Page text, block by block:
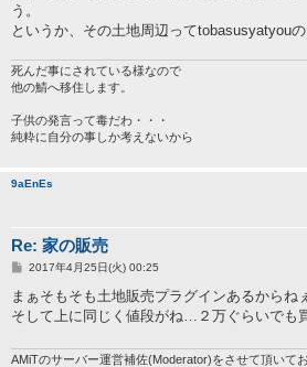
う。
というか、その土地周辺ってtobasusyatyou
死んだ事にされている様なので
他の鯖へ移住します。
子供の発言って毒だわ・・・
純粋に自分の事しか考えないから
9aEnEs
Re: 家の販売
投
記
事
2017年4月25日(火) 00:25
まぁそもそも土地販売プラグインあるからねぇ
そして上に同じく値段がね…２万ぐらいでも
AMiTのサーバー運営補佐(Moderator)をさせて頂いてお